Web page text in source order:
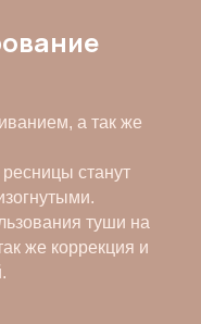
а так же
станут
туши на
же коррекция и